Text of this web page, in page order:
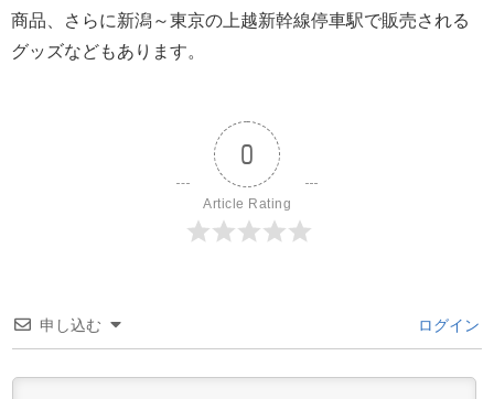
商品、さらに新潟～東京の上越新幹線停車駅で販売される
グッズなどもあります。
0
Article Rating
申し込む ログイン